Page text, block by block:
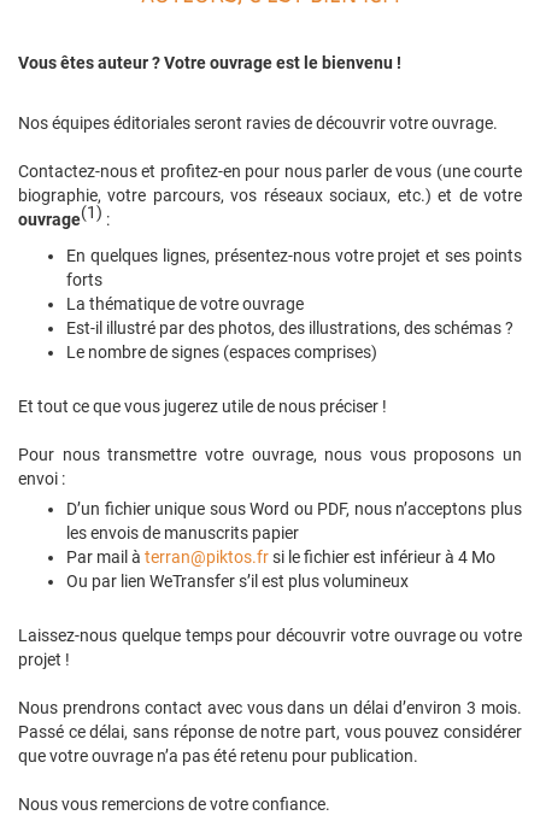
Vous êtes auteur ? Votre ouvrage est le bienvenu !
Nos équipes éditoriales seront ravies de découvrir votre ouvrage.
Contactez-nous et profitez-en pour nous parler de vous (une courte
biographie, votre parcours, vos réseaux sociaux, etc.) et de votre
ouvrage(1) :
En quelques lignes, présentez-nous votre projet et ses points
forts
La thématique de votre ouvrage
Est-il illustré par des photos, des illustrations, des schémas ?
Le nombre de signes (espaces comprises)
Et tout ce que vous jugerez utile de nous préciser !
Pour nous transmettre votre ouvrage, nous vous proposons un
envoi :
D’un fichier unique sous Word ou PDF, nous n’acceptons plus
les envois de manuscrits papier
Par mail à terran@piktos.frsi le fichier est inférieur à 4 Mo
Ou par lien WeTransfer s’il est plus volumineux
Laissez-nous quelque temps pour découvrir votre ouvrage ou votre
projet !
Nous prendrons contact avec vous dans un délai d’environ 3 mois.
Passé ce délai, sans réponse de notre part, vous pouvez considérer
que votre ouvrage n’a pas été retenu pour publication.
Nous vous remercions de votre confiance.